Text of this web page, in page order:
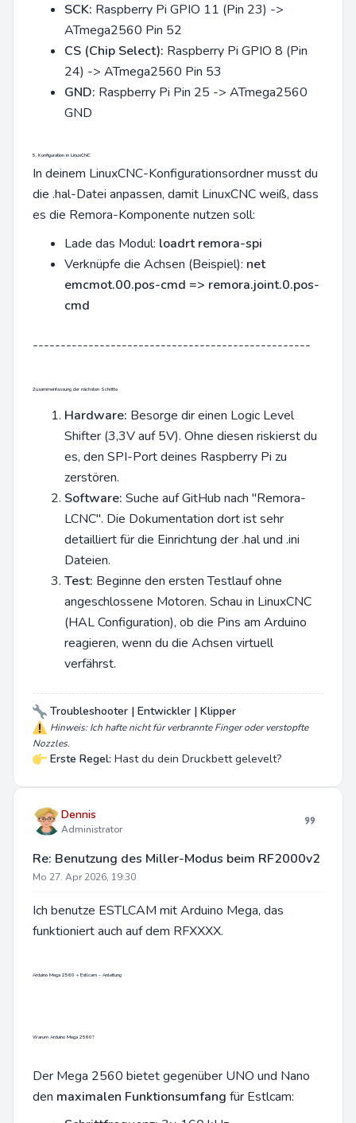
SCK: Raspberry Pi GPIO 11 (Pin 23) ->
ATmega2560 Pin 52
CS (Chip Select): Raspberry Pi GPIO 8 (Pin
24) -> ATmega2560 Pin 53
GND: Raspberry Pi Pin 25 -> ATmega2560
GND
5. Konfiguration in LinuxCNC
In deinem LinuxCNC-Konfigurationsordner musst du
die .hal-Datei anpassen, damit LinuxCNC weiß, dass
es die Remora-Komponente nutzen soll:
Lade das Modul: loadrt remora-spi
Verknüpfe die Achsen (Beispiel): net
emcmot.00.pos-cmd => remora.joint.0.pos-
cmd
--------------------------------------------------
Zusammenfassung der nächsten Schritte
Hardware: Besorge dir einen Logic Level
Shifter (3,3V auf 5V). Ohne diesen riskierst du
es, den SPI-Port deines Raspberry Pi zu
zerstören.
Software: Suche auf GitHub nach "Remora-
LCNC". Die Dokumentation dort ist sehr
detailliert für die Einrichtung der .hal und .ini
Dateien.
Test: Beginne den ersten Testlauf ohne
angeschlossene Motoren. Schau in LinuxCNC
(HAL Configuration), ob die Pins am Arduino
reagieren, wenn du die Achsen virtuell
verfährst.
Troubleshooter | Entwickler | Klipper
Hinweis: Ich hafte nicht für verbrannte Finger oder verstopfte
Nozzles.
Erste Regel: Hast du dein Druckbett gelevelt?
Dennis
Administrator
Re: Benutzung des Miller-Modus beim RF2000v2
Mo 27. Apr 2026, 19:30
Ich benutze ESTLCAM mit Arduino Mega, das
funktioniert auch auf dem RFXXXX.
Arduino Mega 2560 + Estlcam – Anleitung
Warum Arduino Mega 2560?
Der Mega 2560 bietet gegenüber UNO und Nano
den maximalen Funktionsumfang für Estlcam: